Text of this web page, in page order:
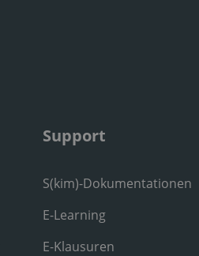
Support
S(kim)-Dokumentationen
E-Learning
E-Klausuren